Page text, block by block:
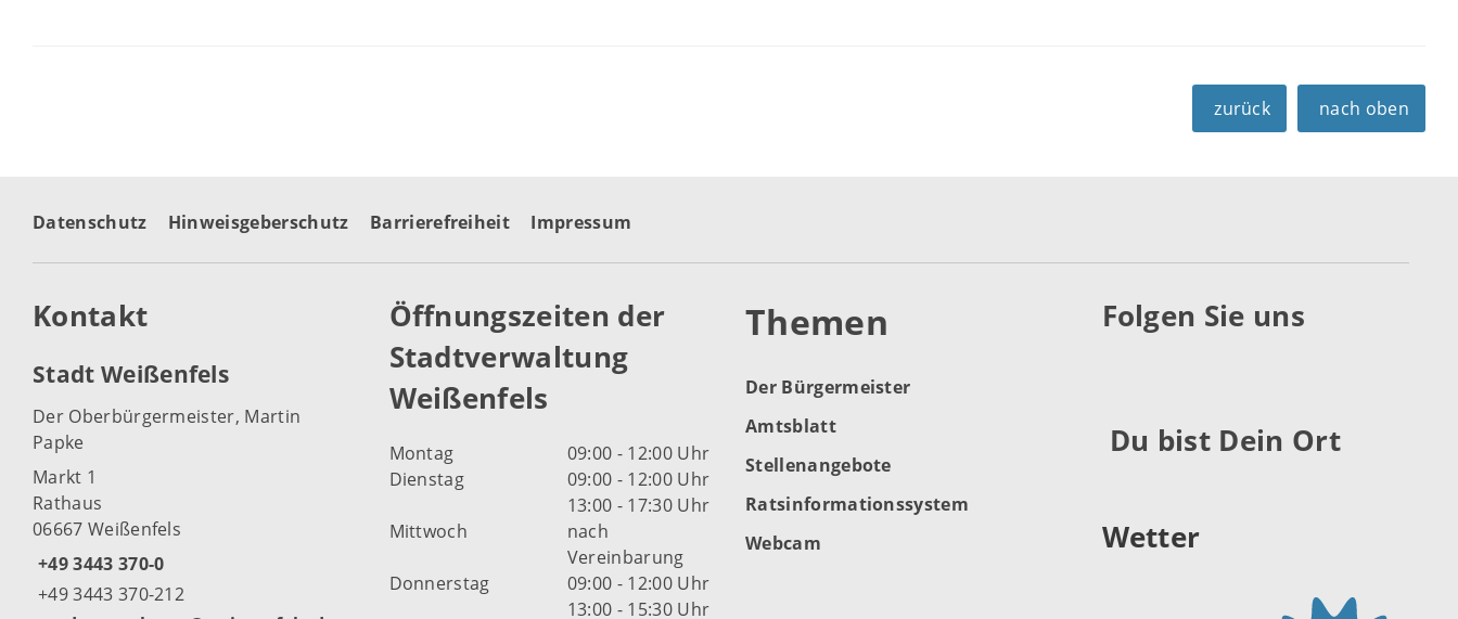
zurück nach oben
Datenschutz Hinweisgeberschutz Barrierefreiheit Impressum
Kontakt
Stadt Weißenfels
Der Oberbürgermeister, Martin
Papke
Markt 1
Rathaus
06667 Weißenfels
+49 3443 370-0
+49 3443 370-212
Öffnungszeiten der
Stadtverwaltung
Weißenfels
Montag
09:00 - 12:00 Uhr
Dienstag
09:00 - 12:00 Uhr
13:00 - 17:30 Uhr
Mittwoch
nach
Vereinbarung
Donnerstag
09:00 - 12:00 Uhr
13:00 - 15:30 Uhr
Themen
Der Bürgermeister
Amtsblatt
Stellenangebote
Ratsinformationssystem
Webcam
Folgen Sie uns
Du bist Dein Ort
Wetter